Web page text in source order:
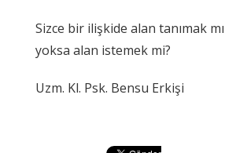
Sizce bir ilişkide alan tanımak
yoksa alan istemek mi?
Uzm. Kl. Psk. Bensu Erkişi